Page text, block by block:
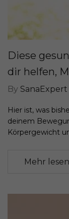
Diese
dir helfen,
By
Hier ist, was
deinem
Körpergewicht
Mehr lesen